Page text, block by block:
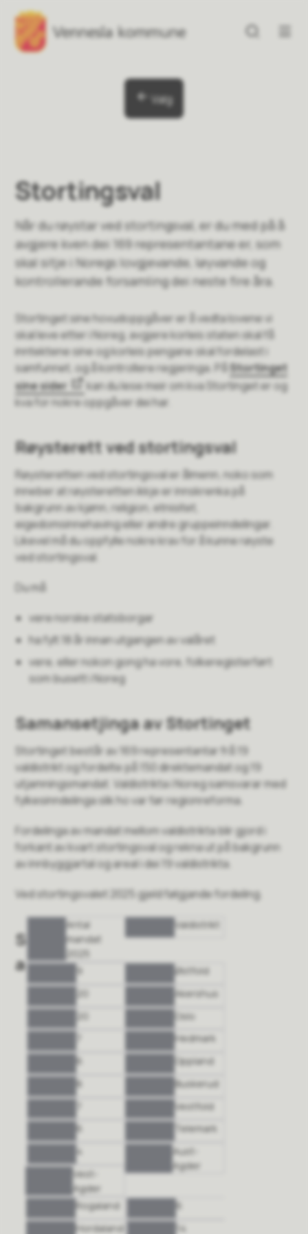
Vennesla kommune
Valg
Stortingsval
Når du røystar ved stortingsval, er du med på å
avgjere kven dei 169 representantane er, som
skal sitje i Noregs lovgjevande, løyvande og
kontrollerande forsamling dei neste fire åra.
Stortinget sine hovudoppgåver er å vedta lovene vi
skal leve etter i Noreg, avgjere korleis staten skal få
inntektene sine og korleis pengane skal fordelast i
samfunnet, og å kontrollere regjeringa. PåStortinget
sine sider
kan du lese meir om kva Stortinget er og
kva for nokre oppgåver dei har.
Røysterett ved stortingsval
Røysteretten ved stortingsval er ålmenn, noko som
inneber at røysteretten ikkje er innskrenka på
bakgrunn av kjønn, religion, etnisitet,
eigedomsinnehaving eller andre gruppeinndelingar.
Likevel må du oppfylle nokre krav for å kunne røyste
ved stortingsval.
Du må
vere norske statsborgar
ha fylt 18 år innan utgangen av valåret
vere, eller nokon gong ha vore, folkeregisterført
som busett i Noreg
Samansetjinga av Stortinget
Stortinget består av 169 representantar frå 19
valdistrikt og fordelte på 150 direktemandat og 19
utjamningsmandat. Valdistrikta i Noreg samsvarar med
fylkesinndelinga slik ho var før regionreforma.
Fordelinga av mandat mellom valdistrikta blir gjord i
forkant av kvart stortingsval og rekna ut på bakgrunn
av innbyggjartal og areal i dei 19 valdistrikta.
Ved stortingsvalet 2025 gjeld følgjande fordeling.
Valdistrikt
Antal
mandat
2025
Østfold
9
Akershus
20
Oslo
20
Hedmark
Oppland
6
Buskerud
8
Vestfold
Telemark
Aust-
Agder
4
Vest-
Agder
6
Rogaland
14
Hordaland
S
a